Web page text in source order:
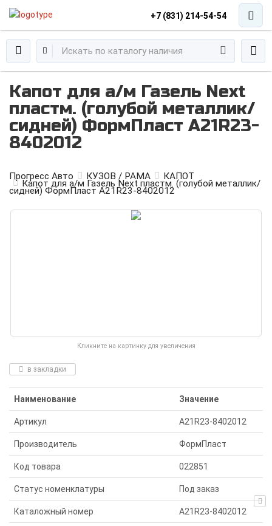
+7 (831) 214-54-54
Капот для а/м Газель Next
пластм. (голубой металлик/
сидней) ФормПласт A21R23-
8402012
Прогресс Авто КУЗОВ / РАМА КАПОТ
Капот для а/м Газель Next пластм. (голубой металлик/
сидней) ФормПласт A21R23-8402012
Кликните на картинку для увеличения
в закладки
Наименование Значение
Артикул A21R23-8402012
Производитель ФормПласт
Код товара 022851
Статус номенклатуры Под заказ
Каталожный номер A21R23-8402012